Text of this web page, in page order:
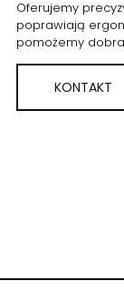
Oferujemy
poprawiają
pomożemy
KONTAKT